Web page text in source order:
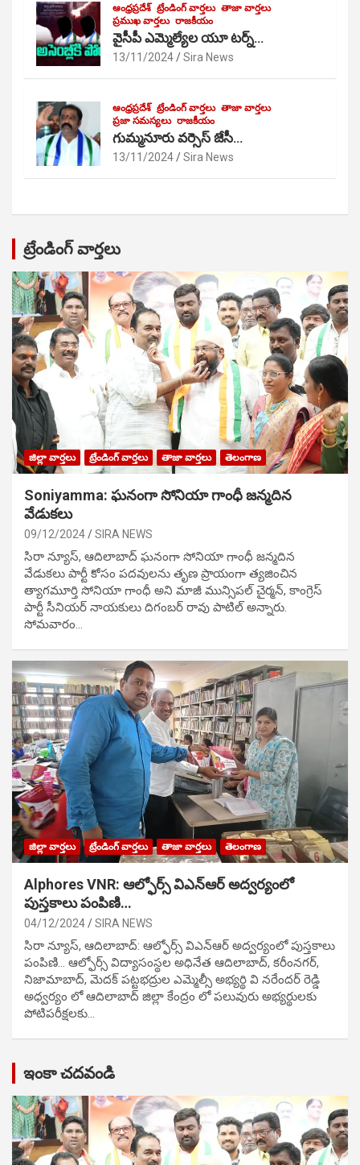
ఆంధ్రప్రదేశ్ ట్రేండింగ్ వార్తలు తాజా వార్తలు
ప్రముఖ వార్తలు రాజకీయం
వైసీపీ ఎమ్మెల్యేల యూ టర్న్…
13/11/2024 Sira News
ఆంధ్రప్రదేశ్ ట్రేండింగ్ వార్తలు తాజా వార్తలు
ప్రజా సమస్యలు రాజకీయం
గుమ్మనూరు వర్సెస్ జేసీ…
13/11/2024 Sira News
ట్రేండింగ్ వార్తలు
జిల్లా వార్తలు ట్రేండింగ్ వార్తలు తాజా వార్తలు తెలంగాణ
Soniyamma: ఘ‌నంగా సోనియా గాంధీ జ‌న్మ‌దిన
వేడుక‌లు
09/12/2024 SIRA NEWS
సిరా న్యూస్, ఆదిలాబాద్ ఘ‌నంగా సోనియా గాంధీ జ‌న్మ‌దిన
వేడుక‌లు పార్టీ కోసం ప‌ద‌వుల‌ను తృణ ప్రాయంగా త్య‌జించిన
త్యాగమూర్తి సోనియా గాంధీ అని మాజీ మున్సిప‌ల్ చైర్మ‌న్, కాంగ్రెస్
పార్టీ సీనియ‌ర్ నాయ‌కులు దిగంబ‌ర్ రావు పాటిల్ అన్నారు.
సోమవారం…
జిల్లా వార్తలు ట్రేండింగ్ వార్తలు తాజా వార్తలు తెలంగాణ
Alphores VNR: ఆల్ఫోర్స్ విఎన్ఆర్ అద్వర్యంలో
పుస్తకాలు పంపిణి…
04/12/2024 SIRA NEWS
సిరా న్యూస్, ఆదిలాబాద్: ఆల్ఫోర్స్ విఎన్ఆర్ అద్వర్యంలో పుస్తకాలు
పంపిణి… ఆల్ఫోర్స్ విద్యాసంస్థల అధినేత ఆదిలాబాద్, కరీంనగర్,
నిజామాబాద్, మెదక్ పట్టభద్రుల ఎమ్మెల్సీ అభ్యర్థి వి నరేందర్ రెడ్డి
అధ్వర్యం లో ఆదిలాబాద్ జిల్లా కేంద్రం లో పలువురు అభ్యర్థులకు
పోటిప‌రీక్ష‌ల‌కు…
ఇంకా చదవండి